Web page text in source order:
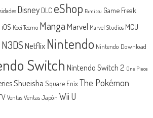
Disney DLC eShop Famitsu Game Freak
iOS Koei Tecmo MangaMarvel Marvel Studios MCU
N3DSNetflix Nintendo Nintendo Download
Switch Nintendo Switch 2 One Piece
Shueisha Square EnixThe Pokémon
Ventas Ventas Japón Wii U